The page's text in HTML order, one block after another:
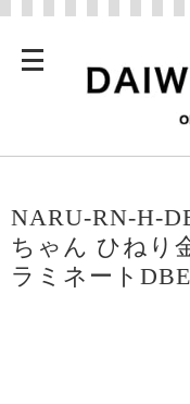
NARU-RN-H-
ちゃん ひねり
ラミネート